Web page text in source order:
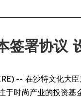
署协议
-- 在沙特文化大臣
时尚产业的投资基